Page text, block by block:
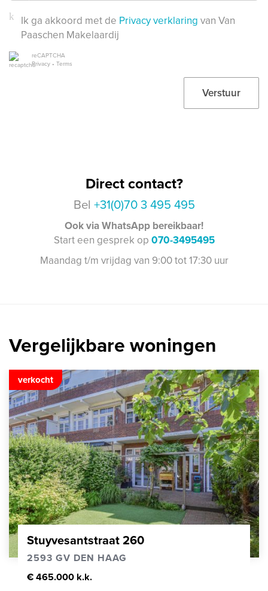
Ik ga akkoord met de Privacy verklaring van Van
Paaschen Makelaardij
reCAPTCHA
Privacy • Terms
Verstuur
Direct contact?
Bel +31(0)70 3 495 495
Ook via WhatsApp bereikbaar!
Start een gesprek op 070-3495495
Maandag t/m vrijdag van 9:00 tot 17:30 uur
Vergelijkbare woningen
verkocht
Stuyvesantstraat 260
2593 GV DEN HAAG
€ 465.000 k.k.